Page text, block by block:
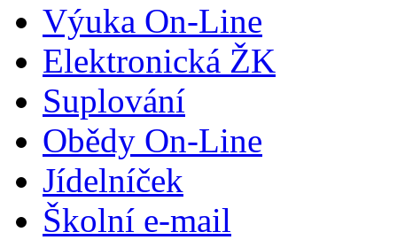
Výuka On-Line
Elektronická ŽK
Suplování
Obědy On-Line
Jídelníček
Školní e-mail